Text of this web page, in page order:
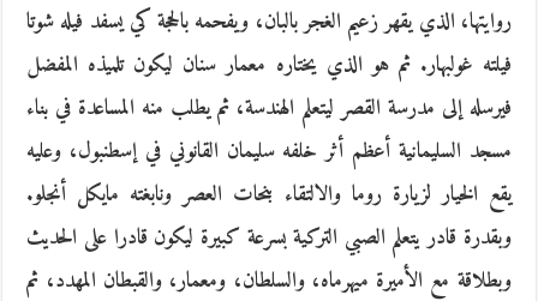
روايتها، الذي يقهر زعيم الغجر بالبان، ويفحمه بالحجة كي يسفد فيله شوتا
فيلته غولبهار. ثم هو الذي يختاره معمار سنان ليكون تلميذه المفضل
فيرسله إلى مدرسة القصر ليتعلم الهندسة، ثم يطلب منه المساعدة في بناء
مسجد السليمانية أعظم أثر خلفه سليمان القانوني في إسطنبول، وعليه
يقع الخيار لزيارة روما والالتقاء بنحات العصر ونابغته مايكل أنجلو.
وبقدرة قادر يتعلم الصبي التركية بسرعة كبيرة ليكون قادرا على الحديث
وبطلاقة مع الأميرة ميهرماه، والسلطان، ومعمار، والقبطان المهدد، ثم